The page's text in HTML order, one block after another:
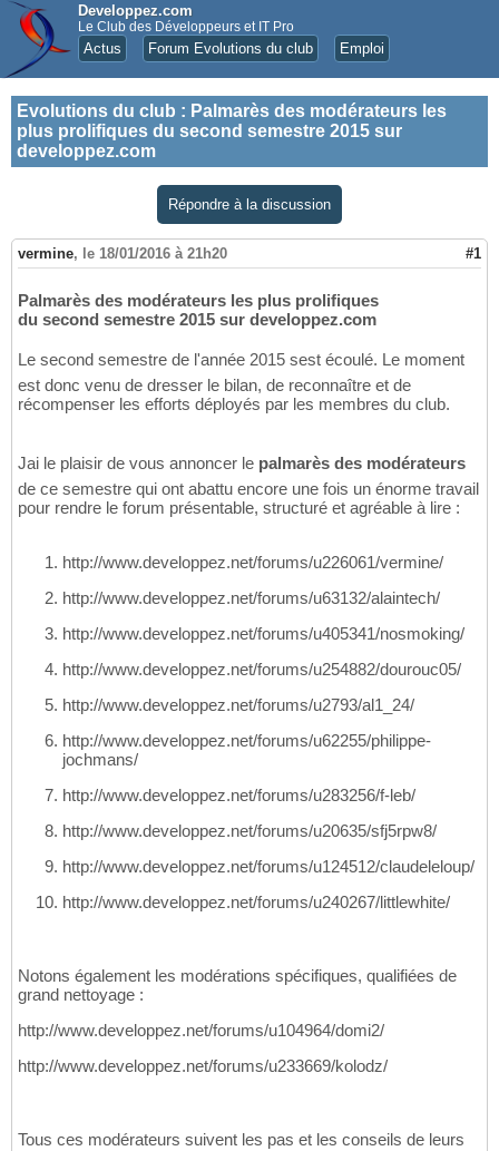
Developpez.com
Le Club des Développeurs et IT Pro
Actus Forum Evolutions du club Emploi
Evolutions du club : Palmarès des modérateurs les
plus prolifiques du second semestre 2015 sur
developpez.com
Répondre à la discussion
vermine, le 18/01/2016 à 21h20 #1
Palmarès des modérateurs les plus prolifiques
du second semestre 2015 sur developpez.com
Le second semestre de l'année 2015 sest écoulé. Le moment
est donc venu de dresser le bilan, de reconnaître et de
récompenser les efforts déployés par les membres du club.
Jai le plaisir de vous annoncer le palmarès des modérateurs
de ce semestre qui ont abattu encore une fois un énorme travail
pour rendre le forum présentable, structuré et agréable à lire :
http://www.developpez.net/forums/u226061/vermine/
http://www.developpez.net/forums/u63132/alaintech/
http://www.developpez.net/forums/u405341/nosmoking/
http://www.developpez.net/forums/u254882/dourouc05/
http://www.developpez.net/forums/u2793/al1_24/
http://www.developpez.net/forums/u62255/philippe-
jochmans/
http://www.developpez.net/forums/u283256/f-leb/
http://www.developpez.net/forums/u20635/sfj5rpw8/
http://www.developpez.net/forums/u124512/claudeleloup/
http://www.developpez.net/forums/u240267/littlewhite/
Notons également les modérations spécifiques, qualifiées de
grand nettoyage :
http://www.developpez.net/forums/u104964/domi2/
http://www.developpez.net/forums/u233669/kolodz/
Tous ces modérateurs suivent les pas et les conseils de leurs